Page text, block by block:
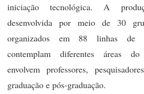
iniciação tecnológica. A
desenvolvida por meio de 30
organizados em 88 linhas de
contemplam diferentes áreas
envolvem professores,
graduação e pós-graduação.